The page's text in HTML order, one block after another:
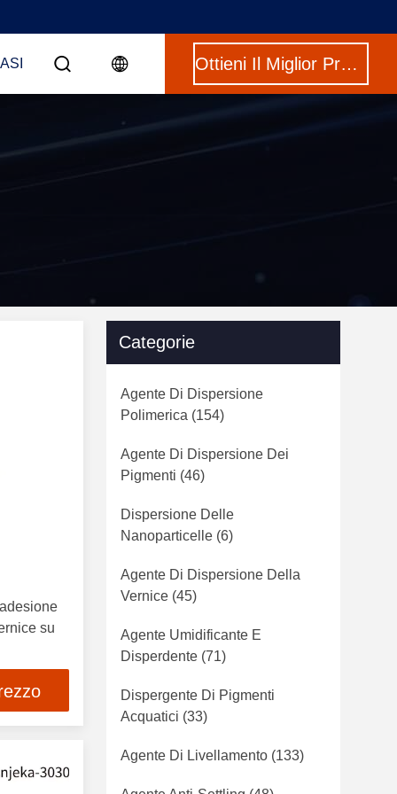
Ottieni Il Miglior Prezzo
su
Categorie
Agente Di Dispersione
Polimerica (154)
Agente Di Dispersione Dei
Pigmenti (46)
Dispersione Delle
Nanoparticelle (6)
Agente Di Dispersione Della
Vernice (45)
Agente Umidificante E
Disperdente (71)
Dispergente Di Pigmenti
Acquatici (33)
Agente Di Livellamento (133)